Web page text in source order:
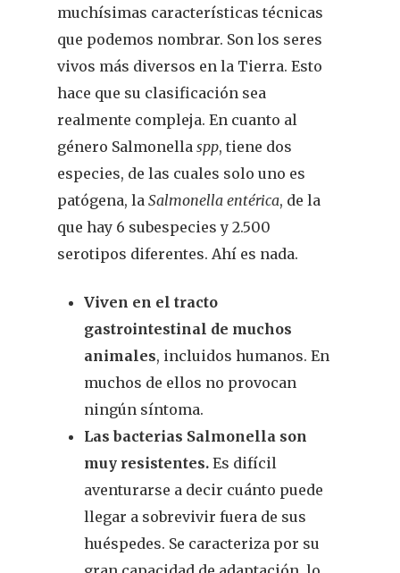
muchísimas características técnicas
que podemos nombrar. Son los seres
vivos más diversos en la Tierra. Esto
hace que su clasificación sea
realmente compleja. En cuanto al
género Salmonellaspp, tiene dos
especies, de las cuales solo uno es
patógena, laSalmonella entérica, de la
que hay 6 subespecies y 2.500
serotipos diferentes. Ahí es nada.
Viven en el tracto
gastrointestinal de muchos
animales, incluidos humanos. En
muchos de ellos no provocan
ningún síntoma.
Las bacterias Salmonella son
muy resistentes.Es difícil
aventurarse a decir cuánto puede
llegar a sobrevivir fuera de sus
huéspedes. Se caracteriza por su